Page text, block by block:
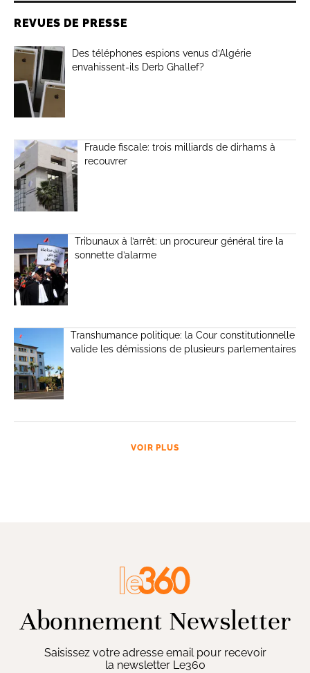
REVUES DE PRESSE
Des téléphones espions venus d’Algérie
envahissent-ils Derb Ghallef?
Fraude fiscale: trois milliards de dirhams à
recouvrer
Tribunaux à l’arrêt: un procureur général tire la
sonnette d’alarme
Transhumance politique: la Cour constitutionnelle
valide les démissions de plusieurs parlementaires
VOIR PLUS
Abonnement Newsletter
Saisissez votre adresse email pour recevoir
la newsletter Le360